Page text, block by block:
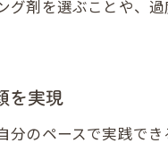
月1回で維持できる
メンズは月1回
剤を選ぶことや、
を実現
のペースで実践で